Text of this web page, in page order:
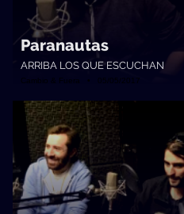
Paranautas
ARRIBA LOS QUE ESCUCHAN
Cambio & Fuera • 05/05/2017